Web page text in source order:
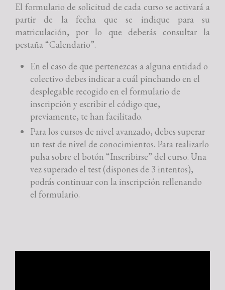
El formulario de solicitud de cada curso se activará a
partir de la fecha que se indique para su
matriculación, por lo que deberás consultar la
pestaña “Calendario”.
En el caso de que pertenezcas a alguna entidad o
colectivo debes indicar a cuál pinchando en el
desplegable recogido en el formulario de
inscripción y escribir el código que,
previamente, te han facilitado.
Para los cursos de nivel avanzado, debes superar
un test de nivel de conocimientos. Para realizarlo
pulsa sobre el botón “Inscribirse” del curso. Una
vez superado el test (dispones de 3 intentos),
podrás continuar con la inscripción rellenando
el formulario.